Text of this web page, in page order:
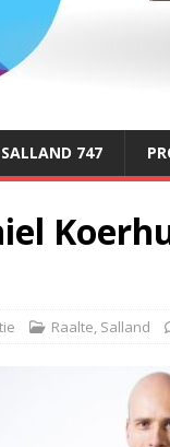
747
Raalte, Salland